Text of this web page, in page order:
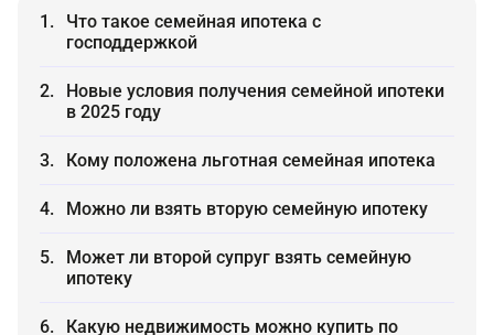
Что такое семейная ипотека с
господдержкой
Новые условия получения семейной ипотеки
в 2025 году
Кому положена льготная семейная ипотека
Можно ли взять вторую семейную ипотеку
Может ли второй супруг взять семейную
ипотеку
Какую недвижимость можно купить по